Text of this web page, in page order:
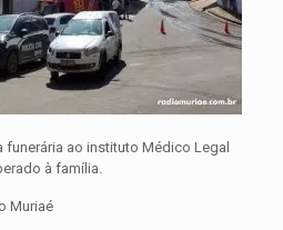
ao instituto Médico Legal
à família.
Muriaé